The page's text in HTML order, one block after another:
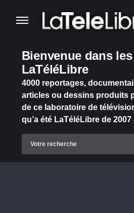
Bienvenue dans
LaTéléLibre
4000 reportages,
articles ou dessins produits
de ce laboratoire de
qu’a été LaTéléLibre de 2007